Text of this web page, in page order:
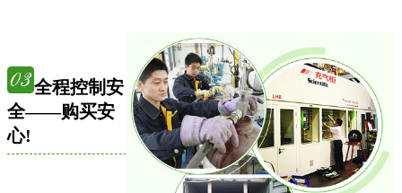
全程控制安
全——购买安
心!